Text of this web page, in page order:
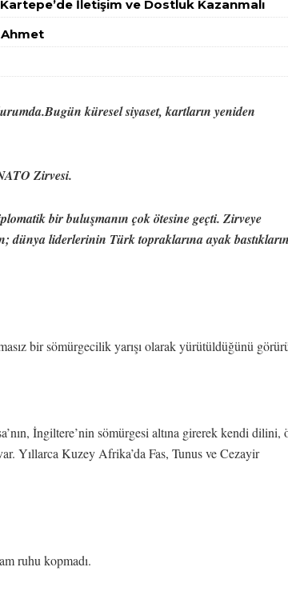
İletişim ve Dostluk Kazanmalı
Ahmet
küresel siyaset, kartların yeniden
Zirvesi.
bir buluşmanın çok ötesine geçti. Zirveye
dünya liderlerinin Türk topraklarına ayak
bir sömürgecilik yarışı olarak yürütüldüğünü
İngiltere’nin sömürgesi altına girerek kendi dilini,
Yıllarca Kuzey Afrika’da Fas, Tunus ve Cezayir
ruhu kopmadı.